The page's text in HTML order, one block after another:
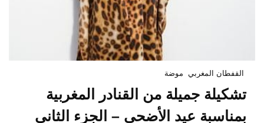
القفطان المغربي موضة
تشكيلة جميلة من القنادر المغربية
بمناسبة عيد الأضحى – الجزء الثاني